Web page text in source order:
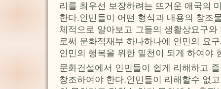
리를 최우선 보장하려는 뜨거운 애국의
한다.인민들이 어떤 형식과 내용의 창조
체적으로 알아보고 그들의 생활상요구
로써 문화적재부 하나하나에 인민의 요
인민의 행복을 위한 밑천이 되게 하여야
문화건설에서 인민들이 쉽게 리해하고
창조하여야 한다.인민들이 리해할수 없